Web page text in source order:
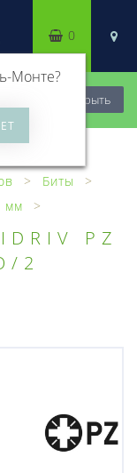
Закрыть
Монте?
0
Биты
мм
PZ
2